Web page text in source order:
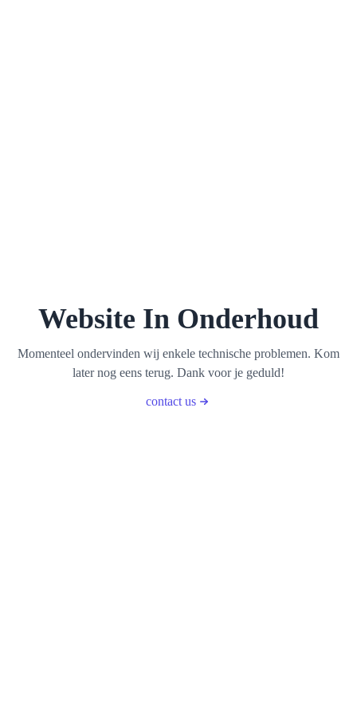
Website In Onderhoud
Momenteel ondervinden wij enkele technische problemen. Kom
later nog eens terug. Dank voor je geduld!
contact us